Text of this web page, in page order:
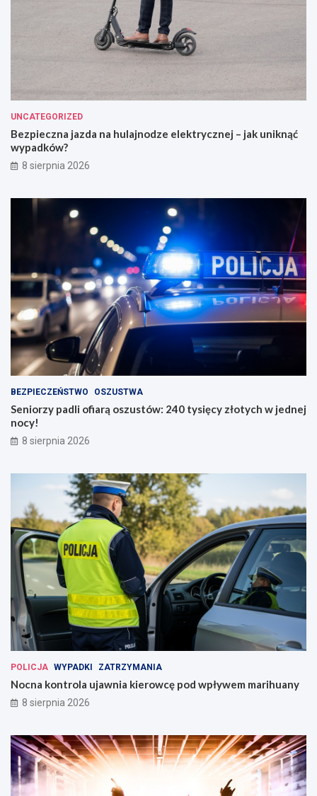
UNCATEGORIZED
Bezpieczna jazda na hulajnodze elektrycznej – jak uniknąć
wypadków?
8 sierpnia 2026
BEZPIECZEŃSTWO OSZUSTWA
Seniorzy padli ofiarą oszustów: 240 tysięcy złotych w jednej
nocy!
8 sierpnia 2026
POLICJA WYPADKI ZATRZYMANIA
Nocna kontrola ujawnia kierowcę pod wpływem marihuany
8 sierpnia 2026